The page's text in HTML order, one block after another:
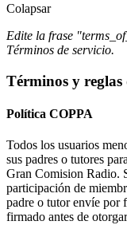
Colapsar
Edite la frase
Términos de servicio.
Términos y reglas
Política COPPA
Todos los usuarios
sus padres o tutores
Gran Comision Radio.
participación de
padre o tutor envíe por
firmado antes de